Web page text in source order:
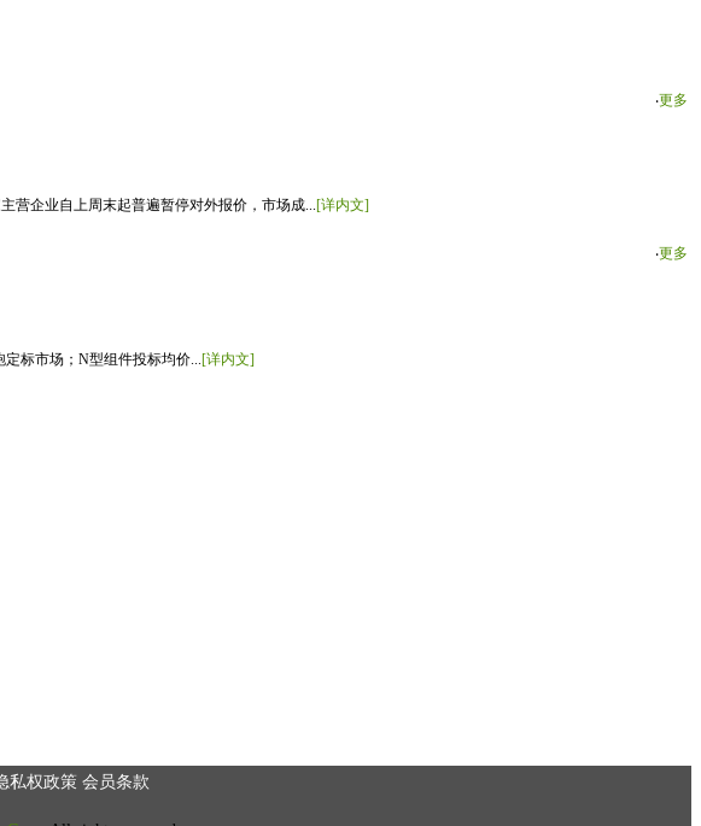
‧更多
营企业自上周末起普遍暂停对外报价，市场成...[详内文]
‧更多
标市场；N型组件投标均价... [详内文]
私权政策 会员条款